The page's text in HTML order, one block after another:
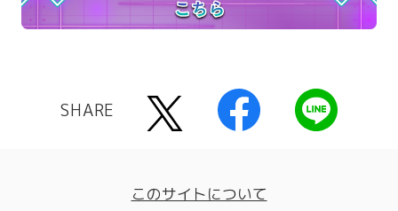
SHARE
このサイトについて